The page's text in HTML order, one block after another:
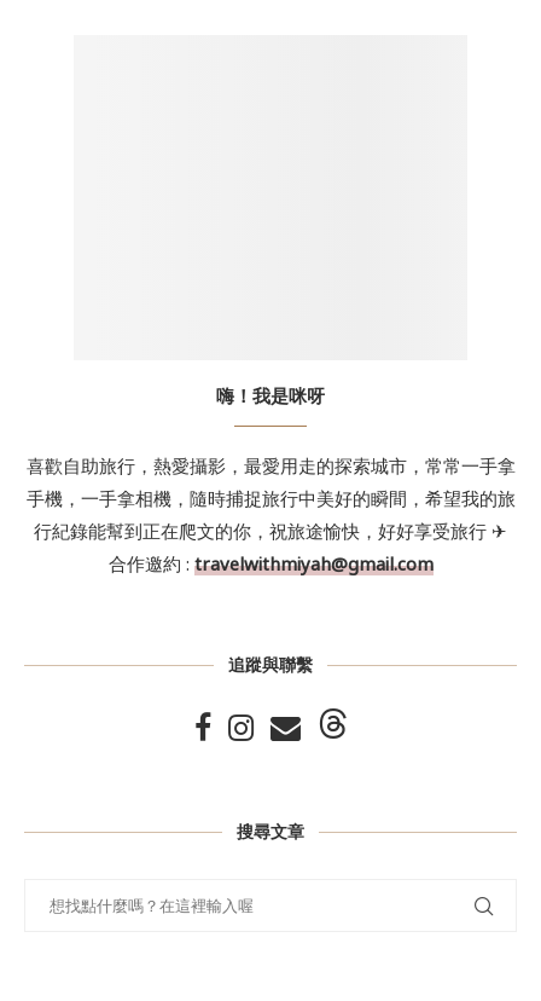
嗨！我是咪呀
喜歡自助旅行，熱愛攝影，最愛用走的探索城市，常常一手拿
手機，一手拿相機，隨時捕捉旅行中美好的瞬間，希望我的旅
行紀錄能幫到正在爬文的你，祝旅途愉快，好好享受旅行 ✈
合作邀約 : travelwithmiyah@gmail.com
追蹤與聯繫
搜尋文章